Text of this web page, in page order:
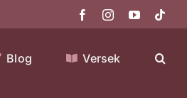
FacebookInstagram
YouTube
Blog Versek